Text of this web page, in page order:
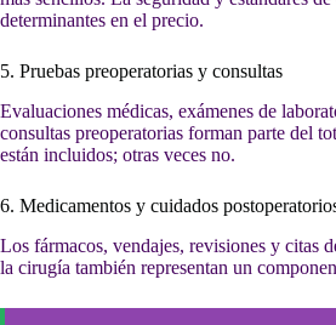
determinantes en el precio.
5. Pruebas preoperatorias y consultas
Evaluaciones médicas, exámenes de
consultas preoperatorias forman parte del
están incluidos; otras veces no.
6. Medicamentos y cuidados
Los fármacos, vendajes, revisiones y citas
la cirugía también representan un